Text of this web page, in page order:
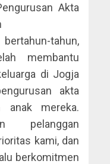
Akta
tahun,
membantu
di Jogja
akta
anak mereka.
pelanggan
kami, dan
berkomitmen